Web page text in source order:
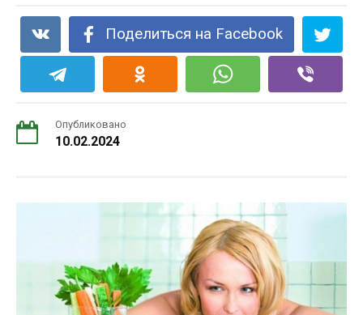
Поделиться на Facebook
Опубликовано
10.02.2024